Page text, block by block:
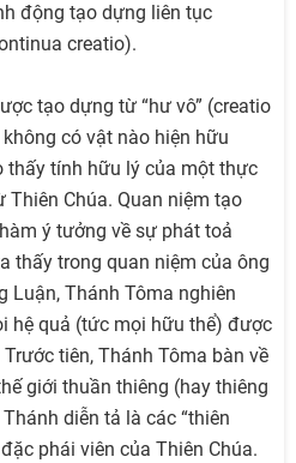
động tạo dựng liên tục
creatio).
tạo dựng từ “hư vô” (creatio
có vật nào hiện hữu
thấy tính hữu lý của một thực
Chúa. Quan niệm tạo
ý tưởng về sự phát toả
thấy trong quan niệm của ông
Luận, Thánh Tôma nghiên
hệ quả (tức mọi hữu thể) được
tiên, Thánh Tôma bàn về
giới thuần thiêng (hay thiêng
diễn tả là các “thiên
phái viên của Thiên Chúa.